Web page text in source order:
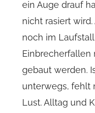
ein Auge drauf
nicht rasiert
noch im
Einbrecherfallen
gebaut werden.
unterwegs, fehlt
Lust. Alltag und